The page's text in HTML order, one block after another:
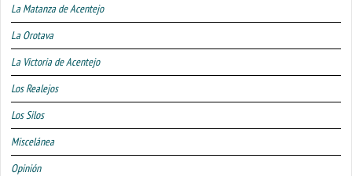
La Matanza de Acentejo
La Orotava
La Victoria de Acentejo
Los Realejos
Los Silos
Miscelánea
Opinión